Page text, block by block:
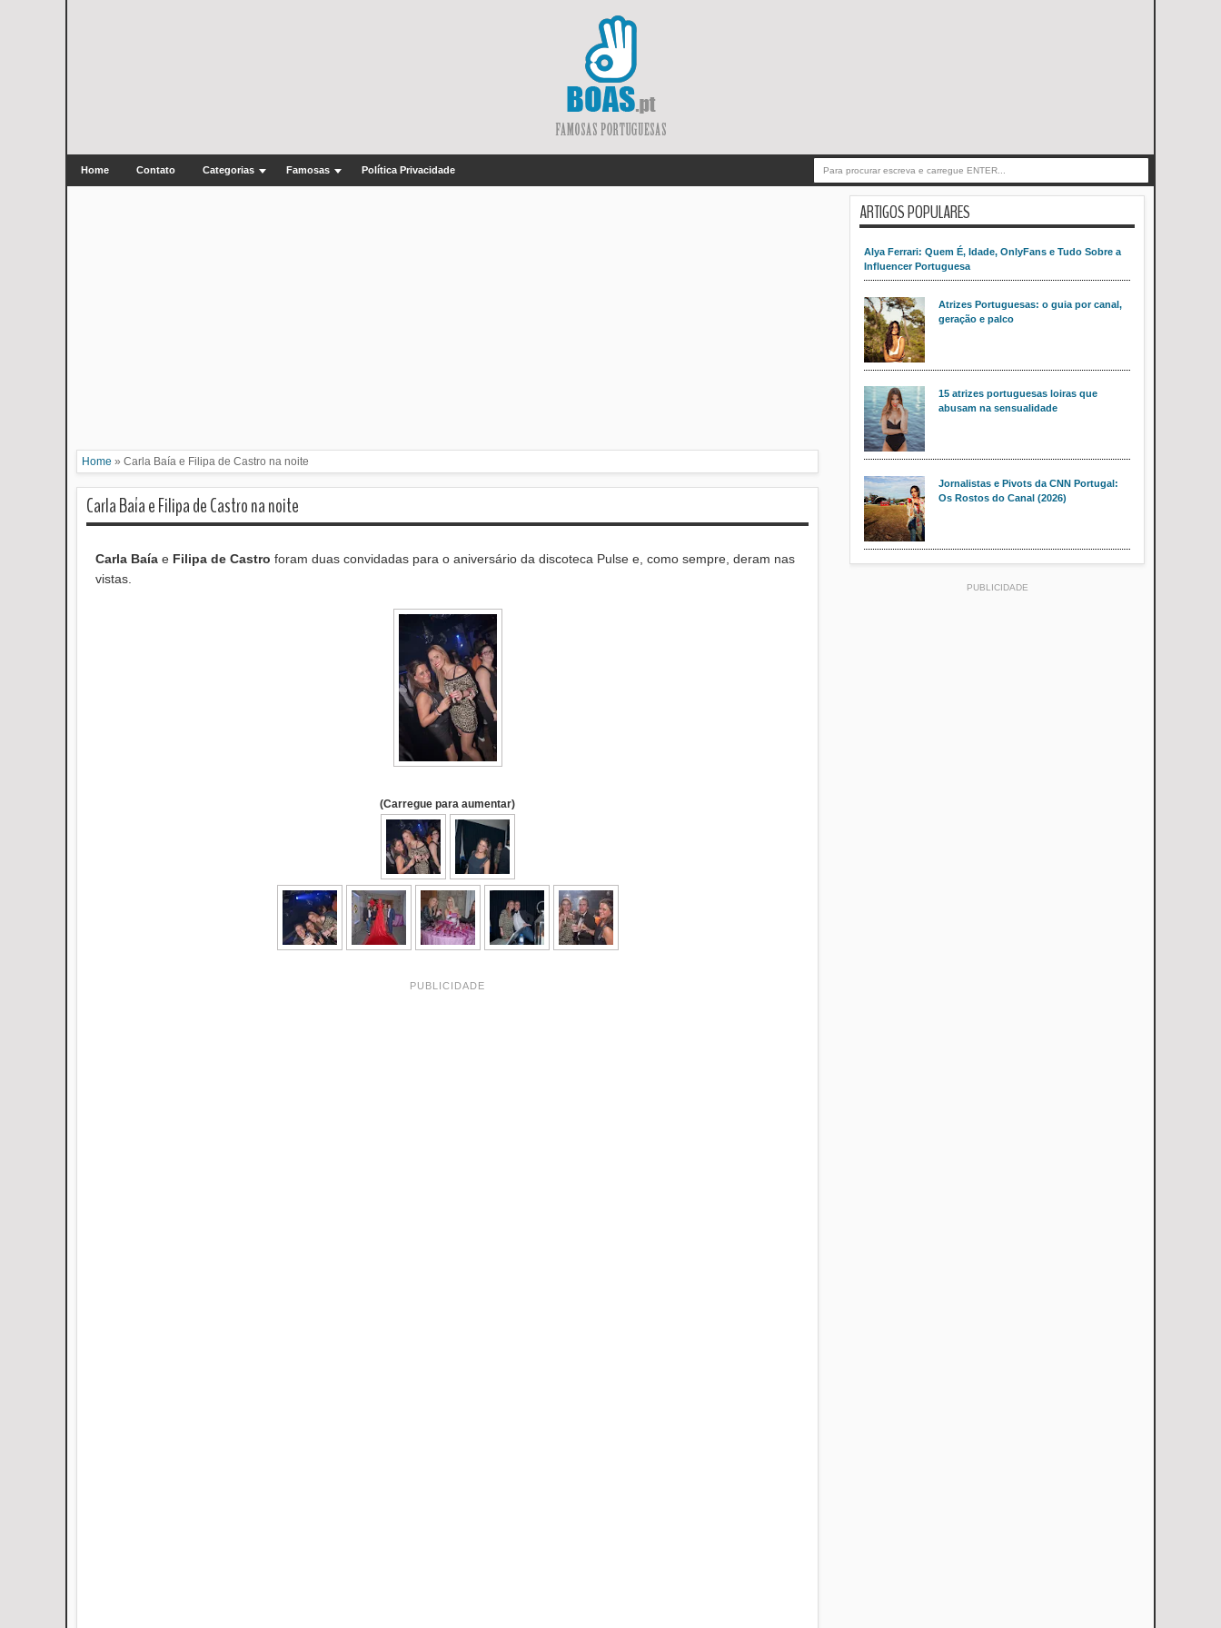
Home Contato Categorias Famosas Política Privacidade
Home » Carla Baía e Filipa de Castro na noite
Carla Baía e Filipa de Castro na noite
Carla Baía e Filipa de Castro foram duas convidadas para o aniversário da discoteca Pulse e, como sempre, deram nas
vistas.
(Carregue para aumentar)
PUBLICIDADE
ARTIGOS POPULARES
Alya Ferrari: Quem É, Idade, OnlyFans e Tudo Sobre a
Influencer Portuguesa
Atrizes Portuguesas: o guia por canal,
geração e palco
15 atrizes portuguesas loiras que
abusam na sensualidade
Jornalistas e Pivots da CNN Portugal:
Os Rostos do Canal (2026)
PUBLICIDADE